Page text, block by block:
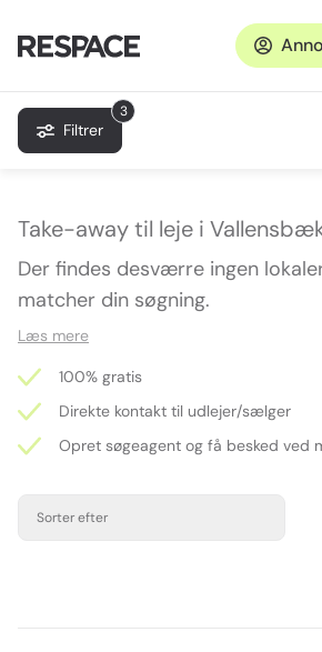
3
Filtrer
Take-away til leje i
Der findes desværre ingen
matcher din søgning.
Læs mere
100% gratis
Direkte kontakt til udlejer/sælger
Opret søgeagent og få besked ved
Sorter efter